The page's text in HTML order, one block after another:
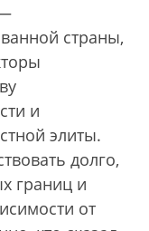
страны,
и
элиты.
долго,
границ и
от